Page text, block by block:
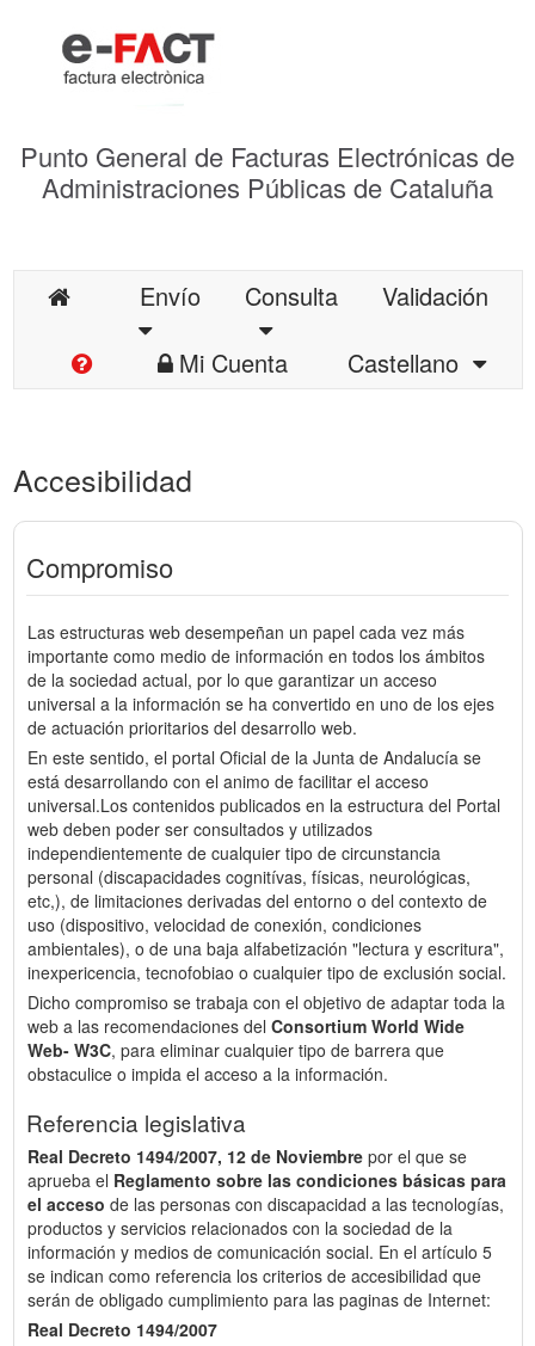
Punto General de Facturas Electrónicas de
Administraciones Públicas de Cataluña
Envío Consulta
Validación
Mi Cuenta
Castellano
Accesibilidad
Compromiso
Las estructuras web desempeñan un papel cada vez más
importante como medio de información en todos los ámbitos
de la sociedad actual, por lo que garantizar un acceso
universal a la información se ha convertido en uno de los ejes
de actuación prioritarios del desarrollo web.
En este sentido, el portal Oficial de la Junta de Andalucía se
está desarrollando con el animo de facilitar el acceso
universal.Los contenidos publicados en la estructura del Portal
web deben poder ser consultados y utilizados
independientemente de cualquier tipo de circunstancia
personal (discapacidades cognitívas, físicas, neurológicas,
etc,), de limitaciones derivadas del entorno o del contexto de
uso (dispositivo, velocidad de conexión, condiciones
ambientales), o de una baja alfabetización "lectura y escritura",
inexpericencia, tecnofobiao o cualquier tipo de exclusión social.
Dicho compromiso se trabaja con el objetivo de adaptar toda la
web a las recomendaciones del Consortium World Wide
Web- W3C, para eliminar cualquier tipo de barrera que
obstaculice o impida el acceso a la información.
Referencia legislativa
Real Decreto 1494/2007, 12 de Noviembre por el que se
aprueba el Reglamento sobre las condiciones básicas para
el acceso de las personas con discapacidad a las tecnologías,
productos y servicios relacionados con la sociedad de la
información y medios de comunicación social. En el artículo 5
se indican como referencia los criterios de accesibilidad que
serán de obligado cumplimiento para las paginas de Internet:
Real Decreto 1494/2007